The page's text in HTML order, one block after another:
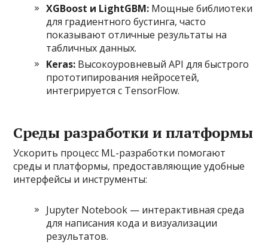
XGBoost и LightGBM: Мощные библиотеки
для градиентного бустинга, часто
показывают отличные результаты на
табличных данных.
Keras: Высокоуровневый API для быстрого
прототипирования нейросетей,
интегрируется с TensorFlow.
Среды разработки и платформы
Ускорить процесс ML-разработки помогают
среды и платформы, предоставляющие удобные
интерфейсы и инструменты:
Jupyter Notebook — интерактивная среда
для написания кода и визуализации
результатов.